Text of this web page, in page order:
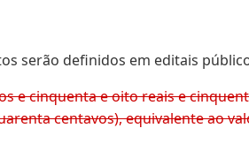
serão definidos em editais
e cinquenta e oito reais e
centavos), equivalente ao